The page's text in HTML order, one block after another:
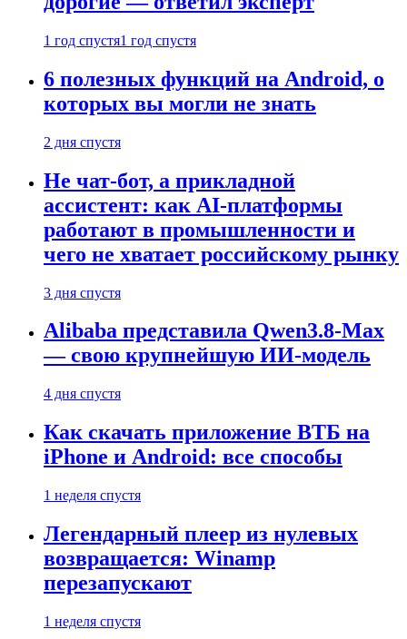
1 год спустя1 год спустя
6 полезных функций на Android, о
которых вы могли не знать
2 дня спустя
Не чат-бот, а прикладной
ассистент: как AI-платформы
работают в промышленности и
чего не хватает российскому рынку
3 дня спустя
Alibaba представила Qwen3.8-Max
— свою крупнейшую ИИ-модель
4 дня спустя
Как скачать приложение ВТБ на
iPhone и Android: все способы
1 неделя спустя
Легендарный плеер из нулевых
возвращается: Winamp
перезапускают
1 неделя спустя